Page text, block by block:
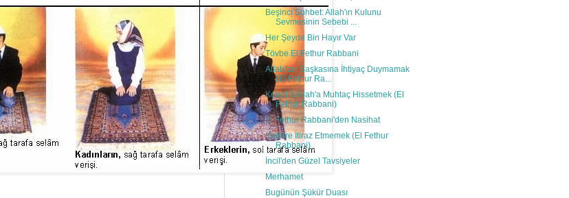
Beşinci Sohbet: Allah'ın Kulunu
Sevmesinin Sebebi ...
Her Şeyde Bin Hayır Var
Tövbe El Fethur Rabbani
Allah'tan Başkasına İhtiyaç Duymamak
(El Fethur Ra...
Kendini Allah'a Muhtaç Hissetmek (El
Fethur Rabbani)
El Fethur Rabbani'den Nasihat
Kadere İtiraz Etmemek (El Fethur
Rabbani)
İncil'den Güzel Tavsiyeler
Merhamet
Bugünün Şükür Duası